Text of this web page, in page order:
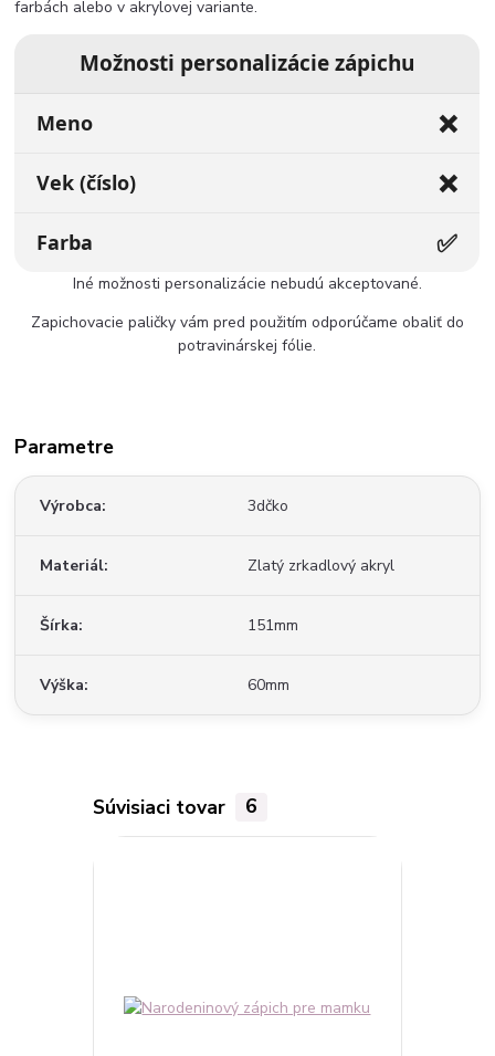
farbách alebo v akrylovej variante.
Možnosti personalizácie zápichu
Meno ❌
Vek (číslo) ❌
Farba ✅
Iné možnosti personalizácie nebudú akceptované.
Zapichovacie paličky vám pred použitím odporúčame obaliť do
potravinárskej fólie.
Parametre
Výrobca 3dčko
Materiál Zlatý zrkadlový akryl
Šírka 151mm
Výška 60mm
Súvisiaci tovar 6